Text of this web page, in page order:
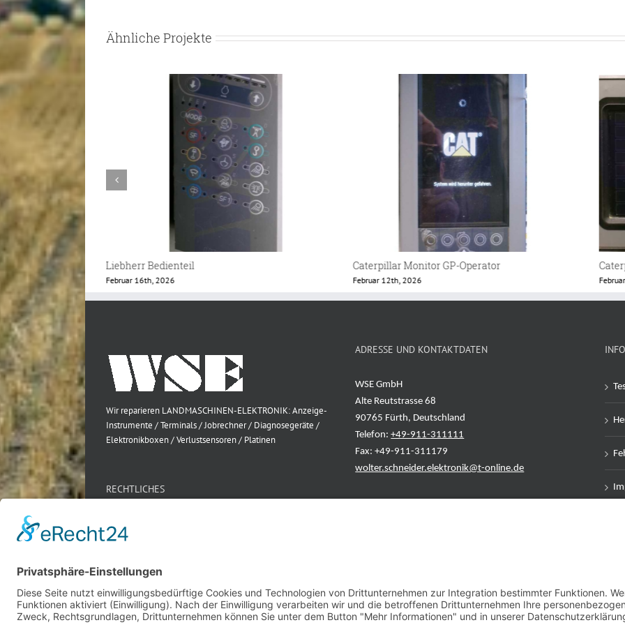
Ähnliche Projekte
Caterpillar Monitor GP-Operator
Februar 12th, 2026
Caterpillar Lader 438 Terminal
Februar 12th, 2026
Wir reparieren LANDMASCHINEN-ELEKTRONIK: Anzeige-
Instrumente / Terminals / Jobrechner / Diagnosegeräte /
Elektronikboxen / Verlustsensoren / Platinen
RECHTLICHES
Impressum
AGB
ADRESSE UND KONTAKTDATEN
WSE GmbH
Alte Reutstrasse 68
90765 Fürth, Deutschland
Telefon:+49-911-311111
Fax: +49-911-311179
wolter.schneider.elektronik@t-online.de